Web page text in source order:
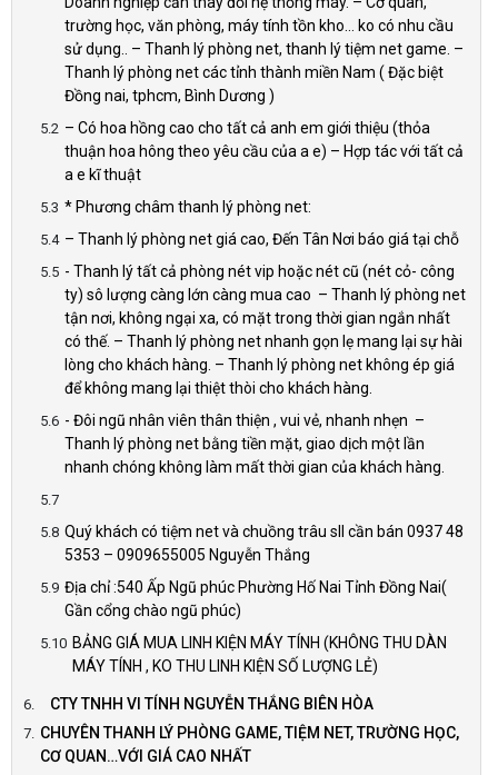
trường học, văn phòng, máy tính tồn kho… ko có nhu cầu
sử dụng.. – Thanh lý phòng net, thanh lý tiệm net game. –
Thanh lý phòng net các tỉnh thành miền Nam ( Đặc biệt
Đồng nai, tphcm, Bình Dương )
– Có hoa hồng cao cho tất cả anh em giới thiệu (thỏa
thuận hoa hông theo yêu cầu của a e) – Hợp tác với tất cả
a e kĩ thuật
* Phương châm thanh lý phòng net:
– Thanh lý phòng net giá cao, Đến Tân Nơi báo giá tại chỗ
- Thanh lý tất cả phòng nét vip hoặc nét cũ (nét cỏ- công
ty) sô lượng càng lớn càng mua cao – Thanh lý phòng net
tận nơi, không ngại xa, có mặt trong thời gian ngắn nhất
có thế. – Thanh lý phòng net nhanh gọn lẹ mang lại sự hài
lòng cho khách hàng. – Thanh lý phòng net không ép giá
để không mang lại thiệt thòi cho khách hàng.
- Đôi ngũ nhân viên thân thiện , vui vẻ, nhanh nhẹn –
Thanh lý phòng net bằng tiền mặt, giao dịch một lần
nhanh chóng không làm mất thời gian của khách hàng.
Quý khách có tiệm net và chuồng trâu sll cần bán 0937 48
5353 – 0909655005 Nguyễn Thắng
Địa chỉ :540 Ấp Ngũ phúc Phường Hố Nai Tỉnh Đồng Nai(
Gần cổng chào ngũ phúc)
BẢNG GIÁ MUA LINH KIỆN MÁY TÍNH (KHÔNG THU DÀN
MÁY TÍNH , KO THU LINH KIỆN SỐ LƯỢNG LẺ)
CTY TNHH VI TÍNH NGUYỄN THẮNG BIÊN HÒA
CHUYÊN THANH LÝ PHÒNG GAME, TIỆM NET, TRƯỜNG HỌC,
CƠ QUAN…VỚI GIÁ CAO NHẤT